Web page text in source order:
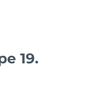
19.